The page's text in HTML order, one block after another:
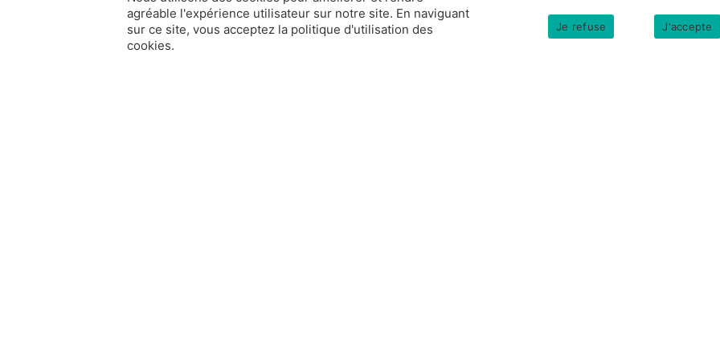
agréable l'expérience utilisateur sur notre site. En naviguant
sur ce site, vous acceptez la politique d'utilisation des
cookies.
J'accepte
Je refuse